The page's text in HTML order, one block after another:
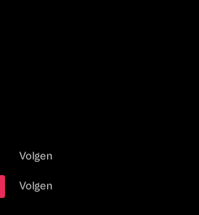
Volgen
Volgen